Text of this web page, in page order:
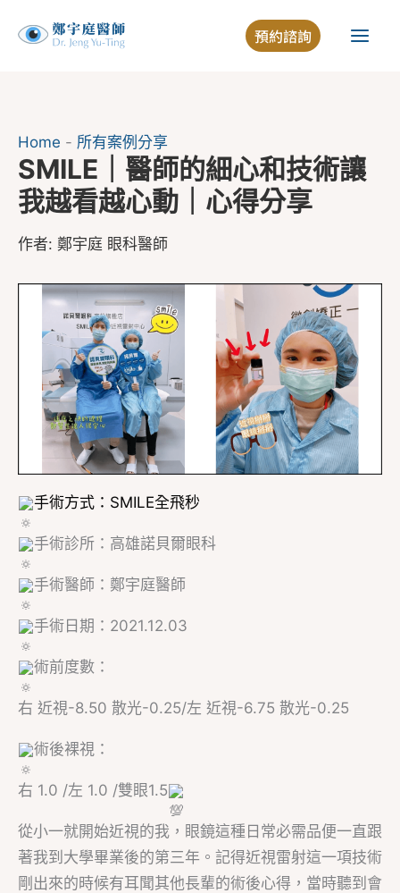
預約諮詢
Home - 所有案例分享
SMILE｜醫師的細心和技術讓
我越看越心動｜心得分享
作者: 鄭宇庭 眼科醫師
手術方式：SMILE全飛秒
手術診所：高雄諾貝爾眼科
手術醫師：鄭宇庭醫師
手術日期：2021.12.03
術前度數：
右 近視-8.50 散光-0.25/左 近視-6.75 散光-0.25
術後裸視：
右 1.0 /左 1.0 /雙眼1.5
從小一就開始近視的我，眼鏡這種日常必需品便一直跟
著我到大學畢業後的第三年。記得近視雷射這一項技術
剛出來的時候有耳聞其他長輩的術後心得，當時聽到會